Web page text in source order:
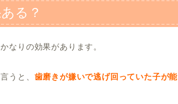
る？
なりの効果があります。
うと、 歯磨きが嫌いで逃げ回っていた子が能